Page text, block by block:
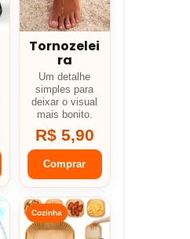
Tornozelei
ra
Um detalhe
simples para
deixar o visual
mais bonito.
R$ 5,90
Comprar
Cozinha